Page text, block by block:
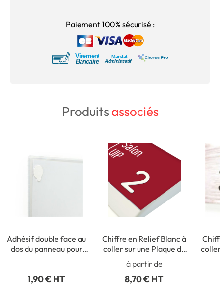
Paiement 100% sécurisé :
Produitsassociés
Adhésif double face au
dos du panneau pour
1,90 € HT
Chiffre en Relief Blanc à
coller sur une Plaque de
Porte - H 30 mm -
Gamme Station
à partir de
8,70 € HT